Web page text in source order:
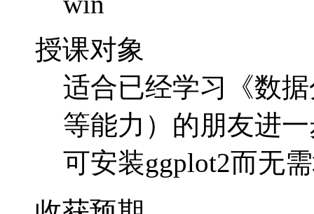
语言》课程讲授人
个授课工作。
课程环境
win